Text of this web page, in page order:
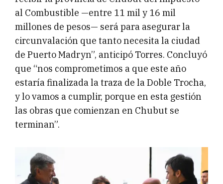
al Combustible —entre 11 mil y 16 mil
millones de pesos— será para asegurar la
circunvalación que tanto necesita la ciudad
de Puerto Madryn”, anticipó Torres. Concluyó
que “nos comprometimos a que este año
estaría finalizada la traza de la Doble Trocha,
y lo vamos a cumplir, porque en esta gestión
las obras que comienzan en Chubut se
terminan”.